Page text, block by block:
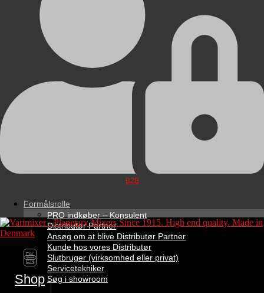
B2B
Formålsrolle
PRO indkøber – Konsulent
Distributør Partner
Ansøg om at blive Distributør Partner
Kunde hos vores Distributør
Slutbruger (virksomhed eller privat)
Servicetekniker
Søg i showroom
DK
EN
Shop